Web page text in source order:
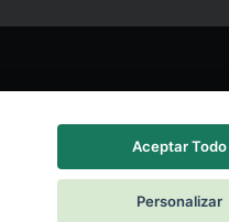
Aceptar Todo
Personalizar